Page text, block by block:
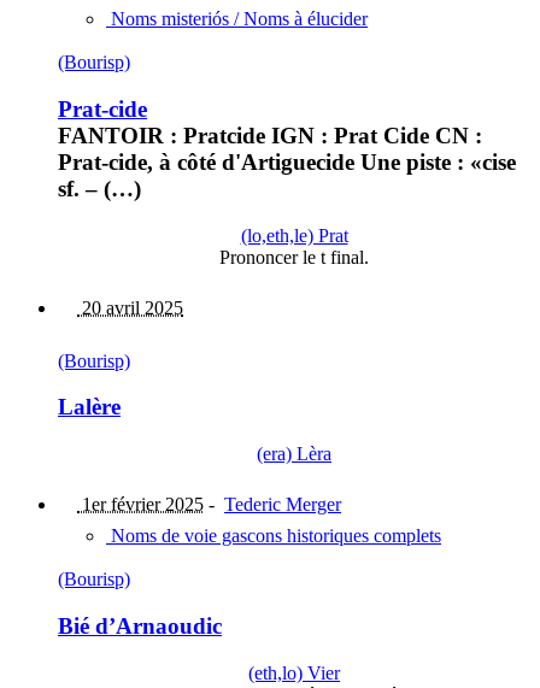
Noms misteriós / Noms à élucider
(Bourisp)
Prat-cide
FANTOIR : Pratcide IGN : Prat Cide CN :
Prat-cide, à côté d'Artiguecide Une piste : «cise
sf. – (…)
(lo,eth,le) Prat
Prononcer le t final.
20 avril 2025
(Bourisp)
Lalère
(era) Lèra
1er février 2025 - Tederic Merger
Noms de voie gascons historiques complets
(Bourisp)
Bié d’Arnaoudic
(eth,lo) Vier